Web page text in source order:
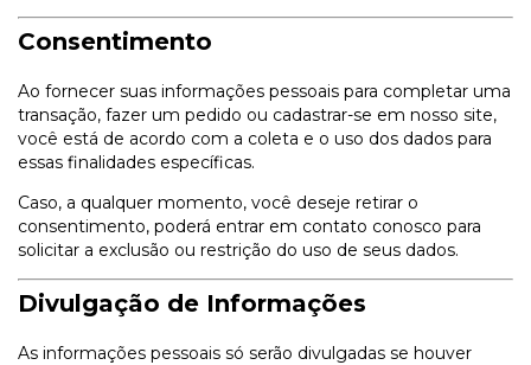
Consentimento
Ao fornecer suas informações pessoais para completar uma
transação, fazer um pedido ou cadastrar-se em nosso site,
você está de acordo com a coleta e o uso dos dados para
essas finalidades específicas.
Caso, a qualquer momento, você deseje retirar o
consentimento, poderá entrar em contato conosco para
solicitar a exclusão ou restrição do uso de seus dados.
Divulgação de Informações
As informações pessoais só serão divulgadas se houver